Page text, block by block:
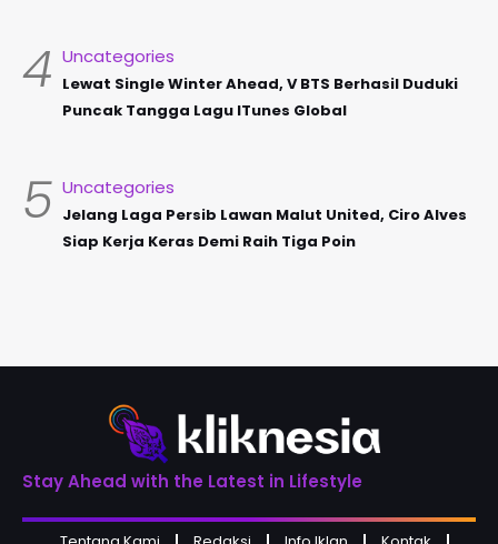
4 Uncategories
Lewat Single Winter Ahead, V BTS Berhasil Duduki
Puncak Tangga Lagu ITunes Global
5 Uncategories
Jelang Laga Persib Lawan Malut United, Ciro Alves
Siap Kerja Keras Demi Raih Tiga Poin
Stay Ahead with the Latest in Lifestyle